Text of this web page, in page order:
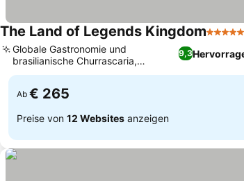
The Land of Legends Kingdom5 Sterne
9,3
Globale Gastronomie und
brasilianische Churrascaria,
Immersives 5D-Kinoerlebnis
Ab € 265
Preise von 12 Websites anzeigen